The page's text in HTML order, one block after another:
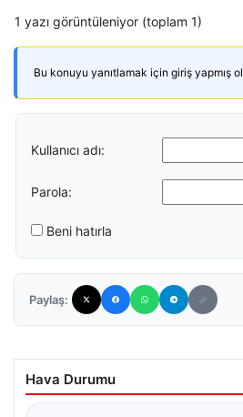
1 yazı görüntüleniyor (toplam 1)
Bu konuyu yanıtlamak için giriş yapmış
Kullanıcı adı:
Parola:
Beni hatırla
Paylaş:
Hava Durumu